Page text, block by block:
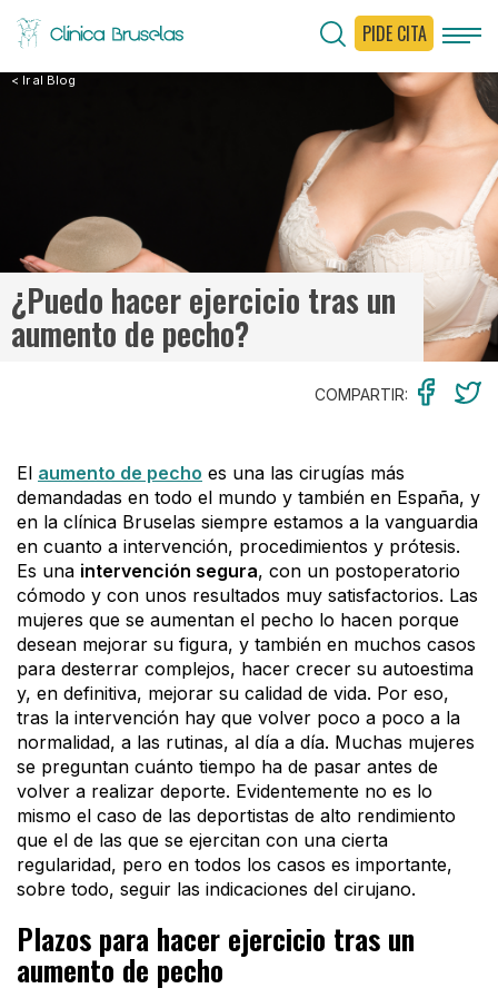
PIDE CITA
< Ir al Blog
¿Puedo hacer ejercicio tras un
aumento de pecho?
COMPARTIR:
El aumento de pecho es una las cirugías más
demandadas en todo el mundo y también en España, y
en la clínica Bruselas siempre estamos a la vanguardia
en cuanto a intervención, procedimientos y prótesis.
Es una intervención segura, con un postoperatorio
cómodo y con unos resultados muy satisfactorios. Las
mujeres que se aumentan el pecho lo hacen porque
desean mejorar su figura, y también en muchos casos
para desterrar complejos, hacer crecer su autoestima
y, en definitiva, mejorar su calidad de vida. Por eso,
tras la intervención hay que volver poco a poco a la
normalidad, a las rutinas, al día a día. Muchas mujeres
se preguntan cuánto tiempo ha de pasar antes de
volver a realizar deporte. Evidentemente no es lo
mismo el caso de las deportistas de alto rendimiento
que el de las que se ejercitan con una cierta
regularidad, pero en todos los casos es importante,
sobre todo, seguir las indicaciones del cirujano.
Plazos para hacer ejercicio tras un
aumento de pecho